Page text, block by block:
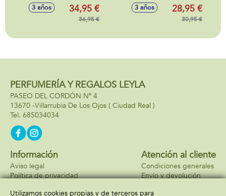
Everest
3 años 34,95 €
36,95 €
62x32x55,5cm
3 años 28,95 €
30,95 €
PERFUMERÍA Y REGALOS LEYLA
PASEO DEL CORDÓN Nº 4
13670 -Villarrubia De Los Ojos ( Ciudad Real )
685034034
Información
Aviso legal
Política de privacidad
Atención al cliente
Condiciones generales
Envío y devolución
Utilizamos cookies propias y de terceros para